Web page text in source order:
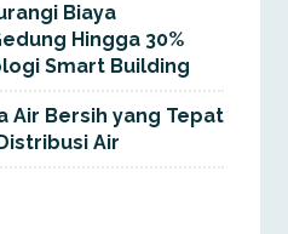
Biaya
Hingga 30%
Smart Building
Air Bersih yang Tepat
Air